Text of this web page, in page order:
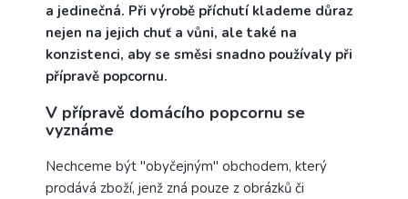
a jedinečná. Při výrobě příchutí klademe důraz
nejen na jejich chuť a vůni, ale také na
konzistenci, aby se směsi snadno používaly při
přípravě popcornu.
V přípravě domácího popcornu se
vyznáme
Nechceme být "obyčejným" obchodem, který
prodává zboží, jenž zná pouze z obrázků či